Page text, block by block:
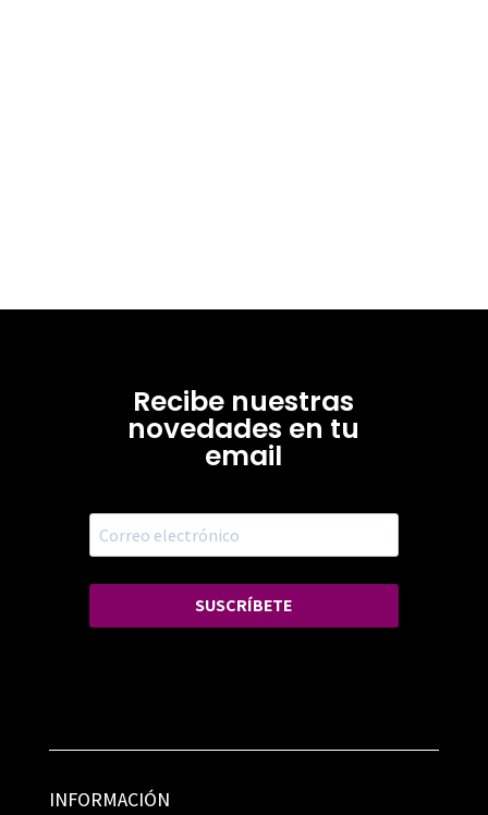
Recibe nuestras
novedades en tu
email
SUSCRÍBETE
INFORMACIÓN